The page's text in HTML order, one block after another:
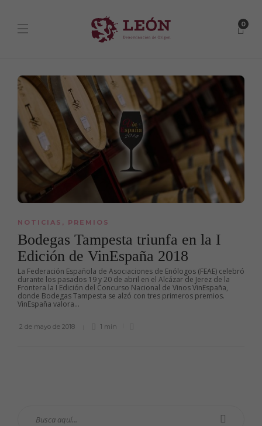
0
NOTICIAS , PREMIOS
Bodegas Tampesta triunfa en la I
Edición de VinEspaña 2018
La Federación Española de Asociaciones de Enólogos (FEAE) celebró
durante los pasados 19 y 20 de abril en el Alcázar de Jerez de la
Frontera la I Edición del Concurso Nacional de Vinos VinEspaña,
donde Bodegas Tampesta se alzó con tres primeros premios.
VinEspaña valora...
2 de mayo de 2018 1 min